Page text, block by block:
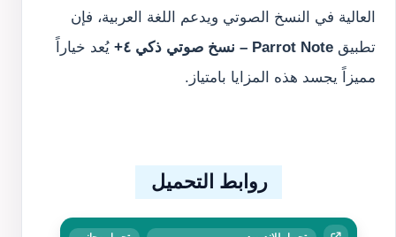
العالية في النسخ الصوتي ويدعم اللغة العربية، فإن
تطبيق Parrot Note – نسخ صوتي ذكي ٤+
يُعد خياراً
مميزاً يجسد هذه المزايا بامتياز.
روابط التحميل